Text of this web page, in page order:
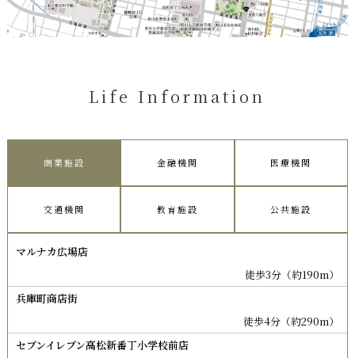
Life Information
商業施設 金融機関 医療機関
交通機関 教育施設 公共施設
マルナカ広場店
徒歩3分（約190m）
兵庫町商店街
徒歩4分（約290m）
セブンイレブン高松新番丁小学校前店